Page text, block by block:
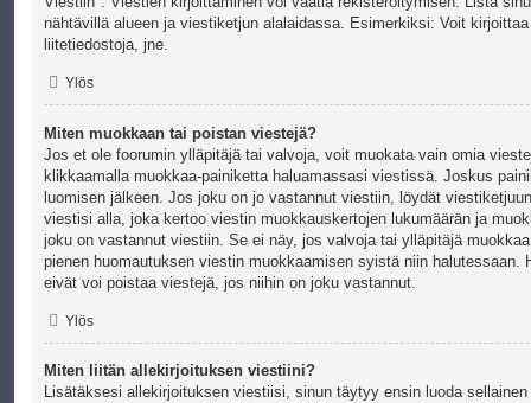
nähtävillä alueen ja viestiketjun alalaidassa. Esimerkiksi: Voit
liitetiedostoja, jne.
Ylös
Miten muokkaan tai poistan viestejä?
Jos et ole foorumin ylläpitäjä tai valvoja, voit muokata vain omia
klikkaamalla muokkaa-painiketta haluamassasi viestissä. Joskus
luomisen jälkeen. Jos joku on jo vastannut viestiin, löydät
viestisi alla, joka kertoo viestin muokkauskertojen lukumäärän ja
joku on vastannut viestiin. Se ei näy, jos valvoja tai ylläpitäjä
pienen huomautuksen viestin muokkaamisen syistä niin halutessaan.
eivät voi poistaa viestejä, jos niihin on joku vastannut.
Ylös
Miten liitän allekirjoituksen viestiini?
Lisätäksesi allekirjoituksen viestiisi, sinun täytyy ensin luoda